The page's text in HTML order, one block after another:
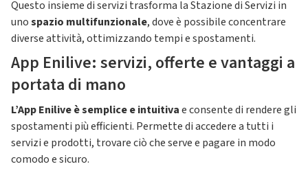
Questo insieme di servizi trasforma la Stazione di Servizi in
unospazio multifunzionale, dove è possibile concentrare
diverse attività, ottimizzando tempi e spostamenti.
App Enilive: servizi, offerte e vantaggi a
portata di mano
L’App Enilive è semplice e intuitivae consente di rendere gli
spostamenti più efficienti. Permette di accedere a tutti i
servizi e prodotti, trovare ciò che serve e pagare in modo
comodo e sicuro.